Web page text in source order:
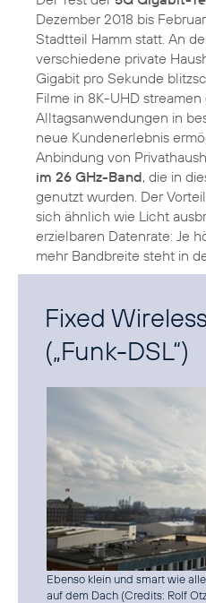
Dezember 2018 bis
Stadtteil Hamm statt. An
verschiedene private
Gigabit pro Sekunde
Filme in 8K-UHD
Alltagsanwendungen in
neue Kundenerlebnis
Anbindung von
im 26 GHz-Band, die in
genutzt wurden. Der
sich ähnlich wie Licht
erzielbaren Datenrate: Je
mehr Bandbreite steht in
Fixed
(„Funk-DSL“)
Ebenso klein und smart wie
auf dem Dach (Credits: Rolf